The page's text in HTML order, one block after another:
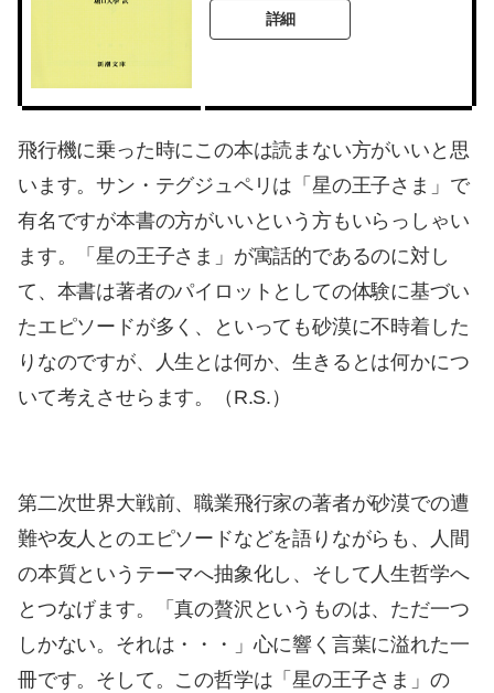
詳細
飛行機に乗った時にこの本は読まない方がいいと思
います。サン・テグジュペリは「星の王子さま」で
有名ですが本書の方がいいという方もいらっしゃい
ます。「星の王子さま」が寓話的であるのに対し
て、本書は著者のパイロットとしての体験に基づい
たエピソードが多く、といっても砂漠に不時着した
りなのですが、人生とは何か、生きるとは何かにつ
いて考えさせらます。（R.S.）
第二次世界大戦前、職業飛行家の著者が砂漠での遭
難や友人とのエピソードなどを語りながらも、人間
の本質というテーマへ抽象化し、そして人生哲学へ
とつなげます。「真の贅沢というものは、ただ一つ
しかない。それは・・・」心に響く言葉に溢れた一
冊です。そして。この哲学は「星の王子さま」の